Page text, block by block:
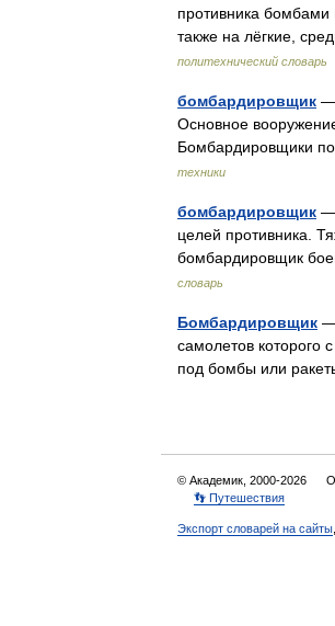
противника бомбами
также на лёгкие,
политехнический словарь
бомбардировщик —
Основное
Бомбардировщики
техники
бомбардировщик —
целей противника.
бомбардировщик
словарь
Бомбардировщик —
самолетов которого
под бомбы или
© Академик, 2000-2026
👣 Путешествия
Экспорт словарей на сайты